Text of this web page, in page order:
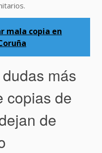
mala copia en
más
copias de
de